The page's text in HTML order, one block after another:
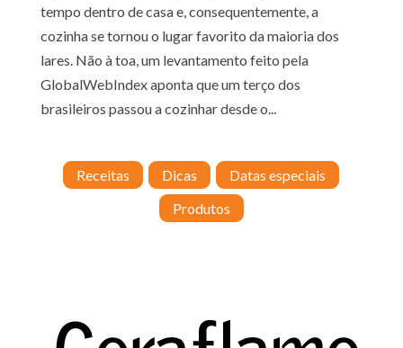
tempo dentro de casa e, consequentemente, a
cozinha se tornou o lugar favorito da maioria dos
lares. Não à toa, um levantamento feito pela
GlobalWebIndex aponta que um terço dos
brasileiros passou a cozinhar desde o...
Receitas Dicas
Datas especiais
Produtos